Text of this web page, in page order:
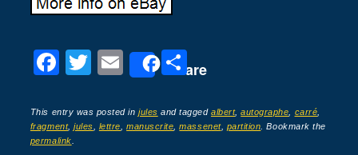
F
c
e
T
tt
er
E
ail
Share
P
ta
g
This entry was posted injules and tagged albert,autographe carré
fragment,jules lettre ,manuscrite ,massenet, partition . Bookmark the
permalink